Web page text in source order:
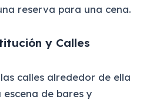
reserva para una cena.
y Calles
calles alrededor de ella
de bares y